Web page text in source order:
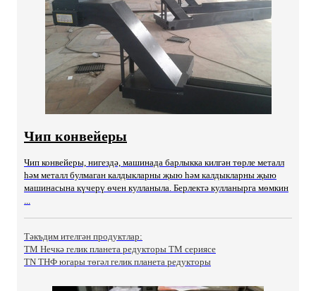
Чип конвейеры
Чип конвейеры, нигездә, машинада барлыкка килгән төрле металл
һәм металл булмаган калдыкларны җыю һәм калдыкларны җыю
машинасына күчерү өчен кулланыла. Берлектә кулланырга мөмкин
...
Тәкъдим ителгән продуктлар:
TM Нечкә гелик планета редукторы ТМ сериясе
TN ТНФ югары төгәл гелик планета редукторы